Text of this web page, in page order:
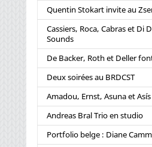
Quentin Stokart invite au
Cassiers, Roca, Cabras et Di
Sounds
De Backer, Roth et Deller
Deux soirées au BRDCST
Amadou, Ernst, Asuna et
Andreas Bral Trio en studio
Portfolio belge : Diane